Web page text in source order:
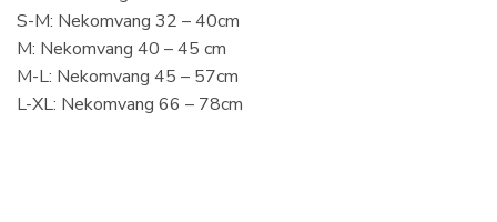
S-M: Nekomvang 32 – 40cm
M: Nekomvang 40 – 45 cm
M-L: Nekomvang 45 – 57cm
L-XL: Nekomvang 66 – 78cm